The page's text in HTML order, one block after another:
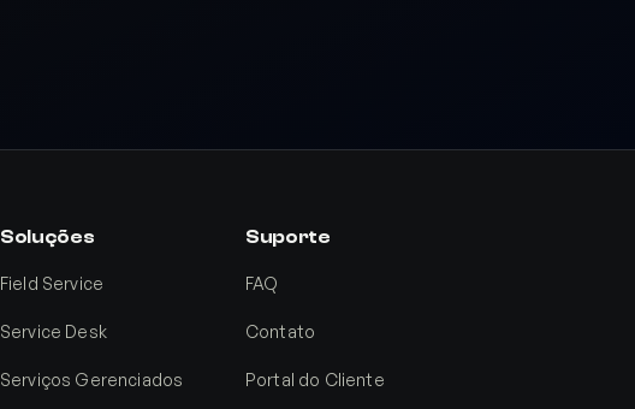
Soluções
Field Service
Service Desk
Serviços Gerenciados
Suporte
FAQ
Contato
Portal do Cliente